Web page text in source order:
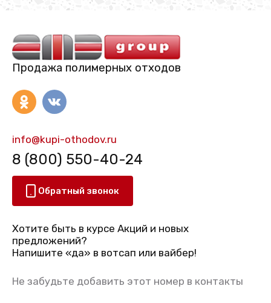
Продажа полимерных отходов
info@kupi-othodov.ru
8 (800) 550-40-24
Обратный звонок
Хотите быть в курсе Акций и новых
предложений?
Напишите «да» в вотсап или вайбер!
Не забудьте добавить этот номер в контакты